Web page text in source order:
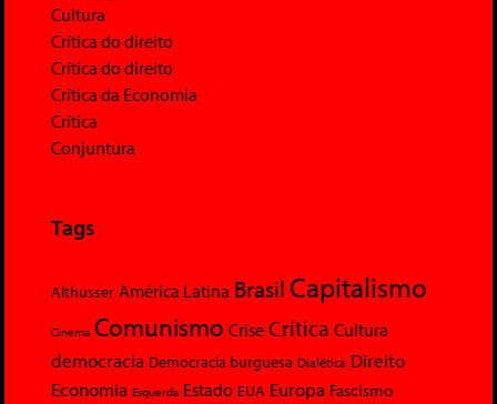
Cultura
Crítica do direito
Crítica do direito
Crítica da Economia
Crítica
Conjuntura
Tags
Althusser América Latina Brasil Capitalismo
Cinema Comunismo Crise Crítica Cultura
democracia Democracia burguesa Dialética Direito
Economia Esquerda Estado EUA Europa Fascismo